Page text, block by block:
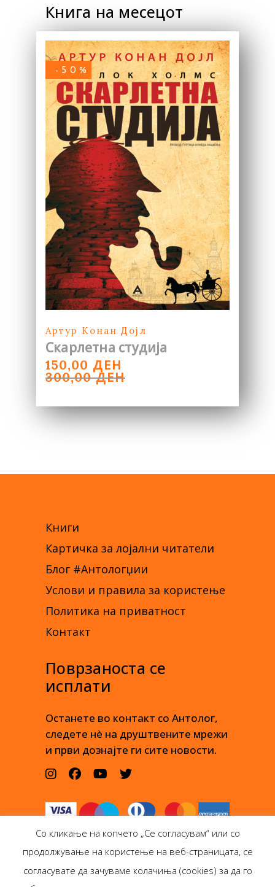
Книга на месецот
-50%
Артур Конан Дојл
Скарлетна студија
300,00ДЕН
ORIGINAL
PRICE
WAS:
150,00 ДЕН
CURRENT
PRICE
Книги
Картичка за лојални читатели
Блог #Антологџии
Услови и правила за користење
Политика на приватност
Контакт
Поврзаноста се
исплати
Останете во контакт со Антолог,
следете нè на друштвените мрежи
и први дознајте ги сите новости.
Со кликање на копчето „Се согласувам“ или со
продолжување на користење на веб-страницата, се
согласувате да зачуваме колачиња (cookies) за да го